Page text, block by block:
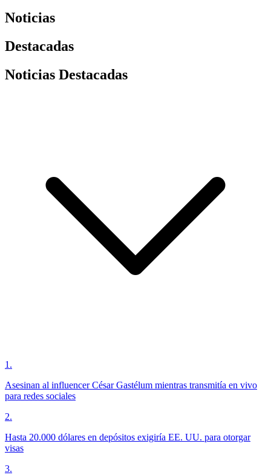
Noticias
Destacadas
Noticias Destacadas
1 .
Asesinan al influencer César Gastélum mientras transmitía en vivo
para redes sociales
2.
Hasta 20.000 dólares en depósitos exigiría EE. UU. para otorgar
visas
3.